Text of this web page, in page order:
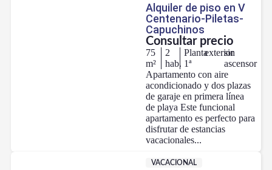
Alquiler de piso en V
Centenario-Piletas-
Capuchinos
Consultar precio
75
m²
2
hab.
Planta
1ª
exterior
sin
ascensor
Apartamento con aire
acondicionado y dos plazas
de garaje en primera línea
de playa Este funcional
apartamento es perfecto para
disfrutar de estancias
vacacionales...
VACACIONAL